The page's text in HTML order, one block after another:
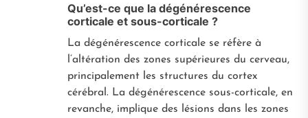
Qu’est-ce que la dégénérescence
corticale et sous-corticale ?
La dégénérescence corticale se réfère à
l’altération des zones supérieures du cerveau,
principalement les structures du cortex
cérébral. La dégénérescence sous-corticale, en
revanche, implique des lésions dans les zones